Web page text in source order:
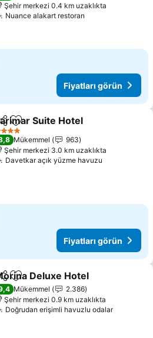
Şehir merkezi 0.4 km uzaklıkta
Nuance alakart restoran
Fiyatları görün
Favorilerime ekle
Suite Hotel
Mükemmel
963
Şehir merkezi 3.0 km uzaklıkta
Davetkar açık yüzme havuzu
Fiyatları görün
Favorilerime ekle
Deluxe Hotel
Mükemmel
2.386
Şehir merkezi 0.9 km uzaklıkta
Doğrudan erişimli havuzlu odalarFiyatları